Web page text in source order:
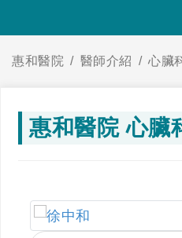
惠和醫院 醫師介紹 心臟
惠和醫院 心臟